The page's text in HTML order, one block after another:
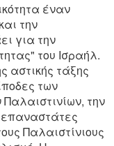
έναν
την
για την
του Ισραήλ.
αστικής τάξης
των
την
Παλαιστίνιους